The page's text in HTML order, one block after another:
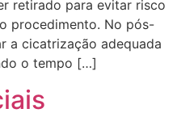
retirado para evitar risco
procedimento. No pós-
a cicatrização adequada
o tempo […]